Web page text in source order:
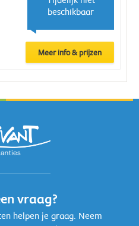
beschikbaar
Meer info & prijzen
vraag?
helpen je graag. Neem